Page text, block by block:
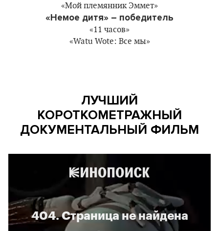
«Мой племянник Эммет»
«Немое дитя» – победитель
«11 часов»
«Watu Wote: Все мы»
ЛУЧШИЙ
КОРОТКОМЕТРАЖНЫЙ
ДОКУМЕНТАЛЬНЫЙ ФИЛЬМ